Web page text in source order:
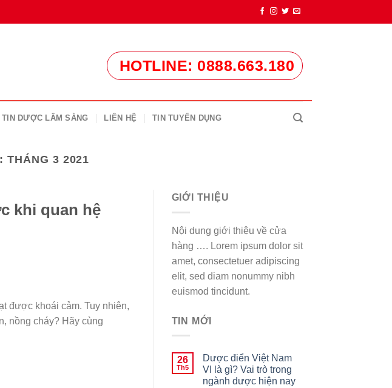
HOTLINE: 0888.663.180
TIN DƯỢC LÂM SÀNG LIÊN HỆ TIN TUYỂN DỤNG
THÁNG 3 2021
khi quan hệ
được khoái cảm. Tuy nhiên,
nồng cháy? Hãy cùng
GIỚI THIỆU
Nội dung giới thiệu về cửa
hàng …. Lorem ipsum dolor sit
amet, consectetuer adipiscing
elit, sed diam nonummy nibh
euismod tincidunt.
TIN MỚI
26
Th5
Dược điển Việt Nam
VI là gì? Vai trò trong
ngành dược hiện nay